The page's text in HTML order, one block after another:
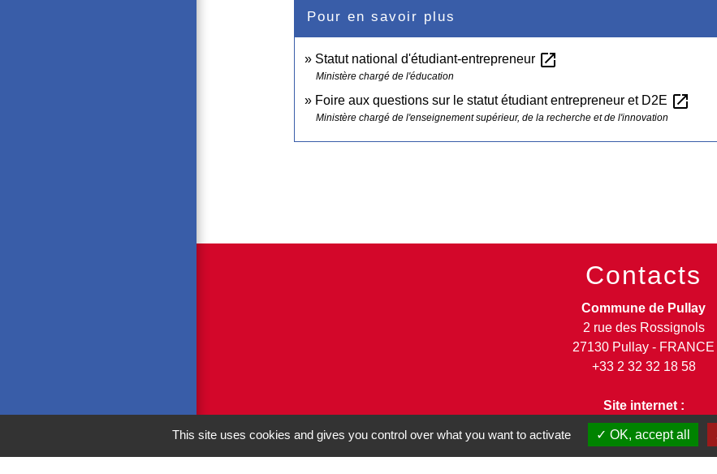
Pour en savoir plus
Statut national d'étudiant-entrepreneur open_in_new
Ministère chargé de l'éducation
Foire aux questions sur le statut étudiant entrepreneur et D2E open_in_new
Ministère chargé de l'enseignement supérieur, de la recherche et de l'innovation
Contacts
Commune de Pullay
2 rue des Rossignols
27130 Pullay - FRANCE
+33 2 32 32 18 58
Site internet :
www.pullay.fr
This site uses cookies and gives you control over what you want to activate OK, accept all